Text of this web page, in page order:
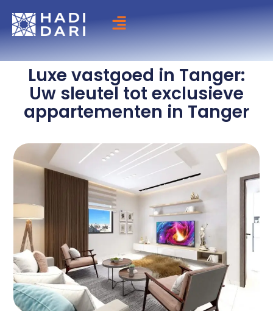
naar
Luxe vastgoed in Tanger:
Uw sleutel tot exclusieve
appartementen in Tanger